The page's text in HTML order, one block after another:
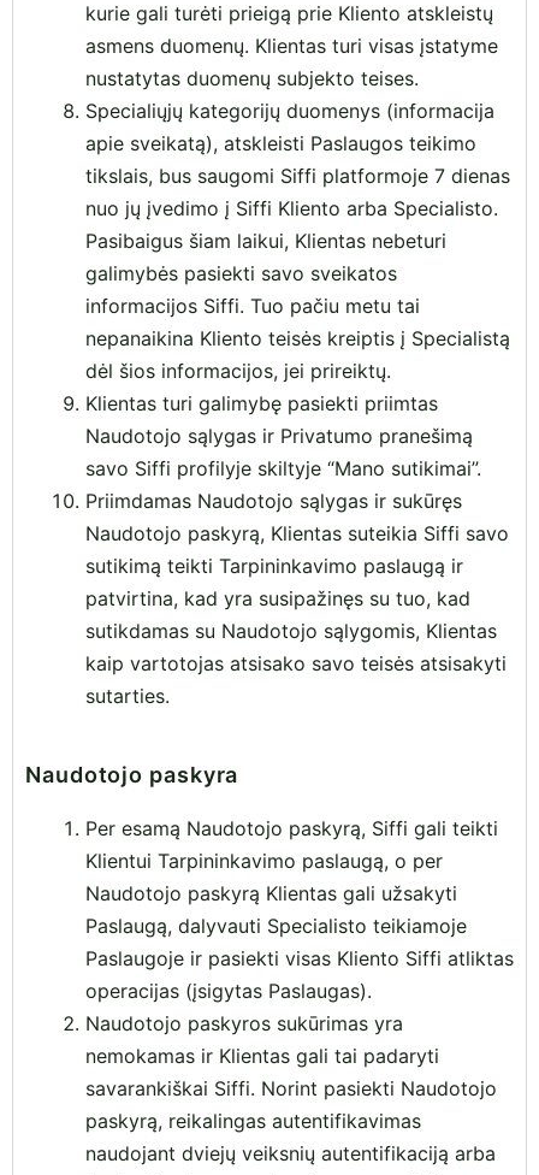
kurie gali turėti prieigą prie Kliento atskleistų
asmens duomenų. Klientas turi visas įstatyme
nustatytas duomenų subjekto teises.
Specialiųjų kategorijų duomenys (informacija
apie sveikatą), atskleisti Paslaugos teikimo
tikslais, bus saugomi Siffi platformoje 7 dienas
nuo jų įvedimo į Siffi Kliento arba Specialisto.
Pasibaigus šiam laikui, Klientas nebeturi
galimybės pasiekti savo sveikatos
informacijos Siffi. Tuo pačiu metu tai
nepanaikina Kliento teisės kreiptis į Specialistą
dėl šios informacijos, jei prireiktų.
Klientas turi galimybę pasiekti priimtas
Naudotojo sąlygas ir Privatumo pranešimą
savo Siffi profilyje skiltyje “Mano sutikimai”.
Priimdamas Naudotojo sąlygas ir sukūręs
Naudotojo paskyrą, Klientas suteikia Siffi savo
sutikimą teikti Tarpininkavimo paslaugą ir
patvirtina, kad yra susipažinęs su tuo, kad
sutikdamas su Naudotojo sąlygomis, Klientas
kaip vartotojas atsisako savo teisės atsisakyti
sutarties.
Naudotojo paskyra
Per esamą Naudotojo paskyrą, Siffi gali teikti
Klientui Tarpininkavimo paslaugą, o per
Naudotojo paskyrą Klientas gali užsakyti
Paslaugą, dalyvauti Specialisto teikiamoje
Paslaugoje ir pasiekti visas Kliento Siffi atliktas
operacijas (įsigytas Paslaugas).
Naudotojo paskyros sukūrimas yra
nemokamas ir Klientas gali tai padaryti
savarankiškai Siffi. Norint pasiekti Naudotojo
paskyrą, reikalingas autentifikavimas
naudojant dviejų veiksnių autentifikaciją arba